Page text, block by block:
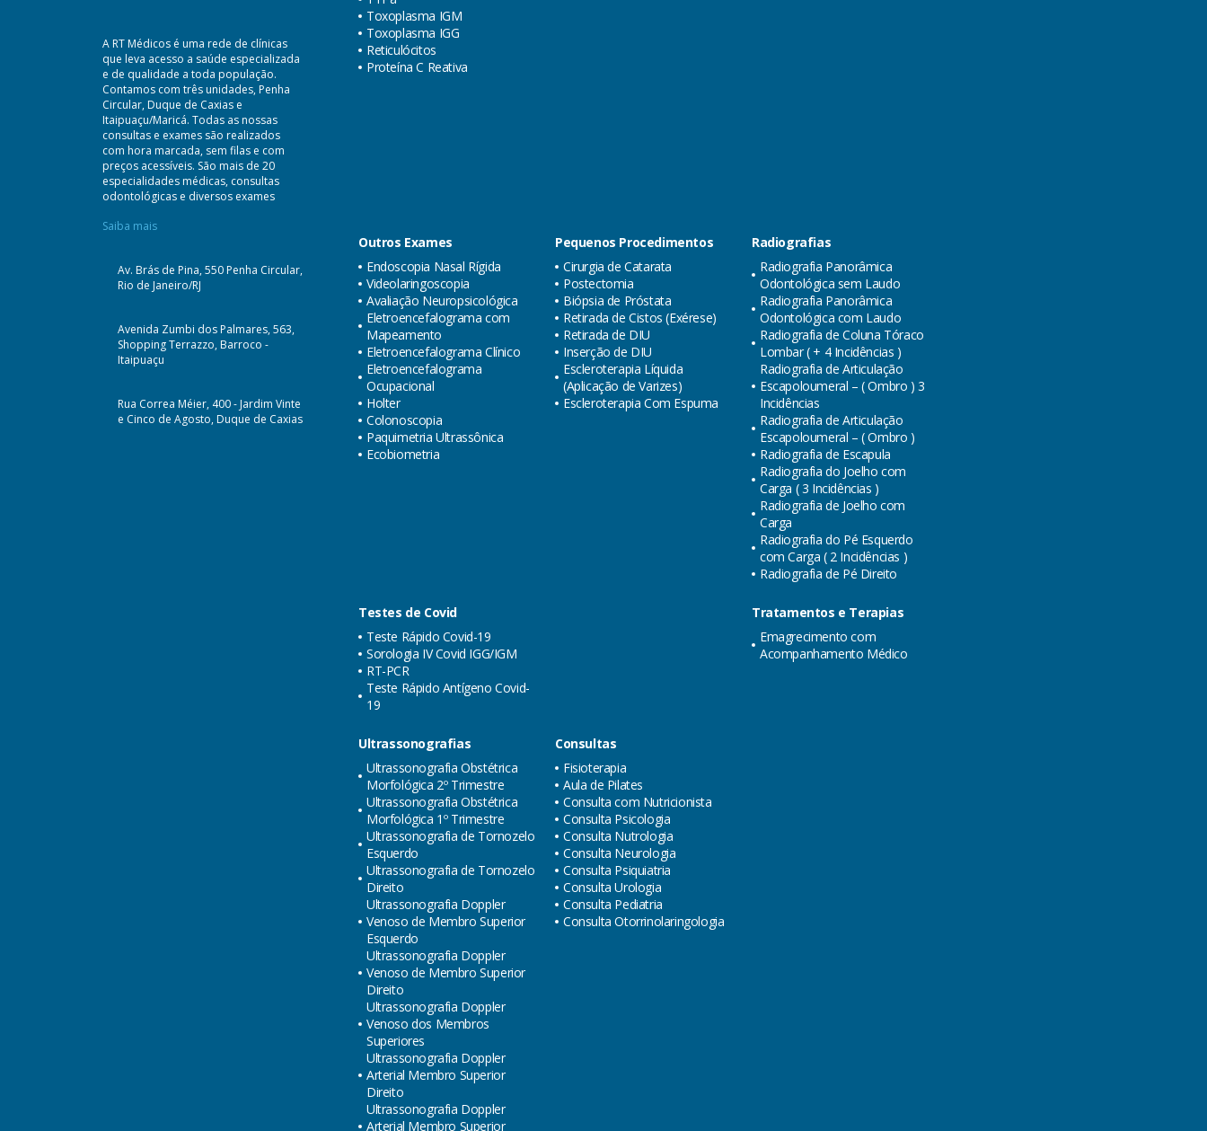
A RT Médicos é uma rede de clínicas
que leva acesso a saúde especializada
e de qualidade a toda população.
Contamos com três unidades, Penha
Circular, Duque de Caxias e
Itaipuaçu/Maricá. Todas as nossas
consultas e exames são realizados
com hora marcada, sem filas e com
preços acessíveis. São mais de 20
especialidades médicas, consultas
odontológicas e diversos exames
Saiba mais
Av. Brás de Pina, 550 Penha Circular,
Rio de Janeiro/RJ
Avenida Zumbi dos Palmares, 563,
Shopping Terrazzo, Barroco -
Itaipuaçu
Rua Correa Méier, 400 - Jardim Vinte
e Cinco de Agosto, Duque de Caxias
Toxoplasma IGM
Toxoplasma IGG
Reticulócitos
Proteína C Reativa
Outros Exames
Endoscopia Nasal Rígida
Videolaringoscopia
Avaliação Neuropsicológica
Eletroencefalograma com
Mapeamento
Eletroencefalograma Clínico
Eletroencefalograma
Ocupacional
Holter
Colonoscopia
Paquimetria Ultrassônica
Ecobiometria
Pequenos Procedimentos
Cirurgia de Catarata
Postectomia
Biópsia de Próstata
Retirada de Cistos (Exérese)
Retirada de DIU
Inserção de DIU
Escleroterapia Líquida
(Aplicação de Varizes)
Escleroterapia Com Espuma
Radiografias
Radiografia Panorâmica
Odontológica sem Laudo
Radiografia Panorâmica
Odontológica com Laudo
Radiografia de Coluna Tóraco
Lombar ( + 4 Incidências )
Radiografia de Articulação
Escapoloumeral – ( Ombro ) 3
Incidências
Radiografia de Articulação
Escapoloumeral – ( Ombro )
Radiografia de Escapula
Radiografia do Joelho com
Carga ( 3 Incidências )
Radiografia de Joelho com
Carga
Radiografia do Pé Esquerdo
com Carga ( 2 Incidências )
Radiografia de Pé Direito
Testes de Covid
Teste Rápido Covid-19
Sorologia IV Covid IGG/IGM
RT-PCR
Teste Rápido Antígeno Covid-
19
Tratamentos e Terapias
Emagrecimento com
Acompanhamento Médico
Ultrassonografias
Ultrassonografia Obstétrica
Morfológica 2º Trimestre
Ultrassonografia Obstétrica
Morfológica 1º Trimestre
Ultrassonografia de Tornozelo
Esquerdo
Ultrassonografia de Tornozelo
Direito
Ultrassonografia Doppler
Venoso de Membro Superior
Esquerdo
Ultrassonografia Doppler
Venoso de Membro Superior
Direito
Ultrassonografia Doppler
Venoso dos Membros
Superiores
Ultrassonografia Doppler
Arterial Membro Superior
Direito
Ultrassonografia Doppler
Arterial Membro Superior
Consultas
Fisioterapia
Aula de Pilates
Consulta com Nutricionista
Consulta Psicologia
Consulta Nutrologia
Consulta Neurologia
Consulta Psiquiatria
Consulta Urologia
Consulta Pediatria
Consulta Otorrinolaringologia